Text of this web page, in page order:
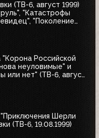
(ТВ-6, август 1999)
"Катастрофы
"Поколение
Российской
неуловимые" и
или нет" (ТВ-6, август
Шерли
(ТВ-6, 19.08.1999)